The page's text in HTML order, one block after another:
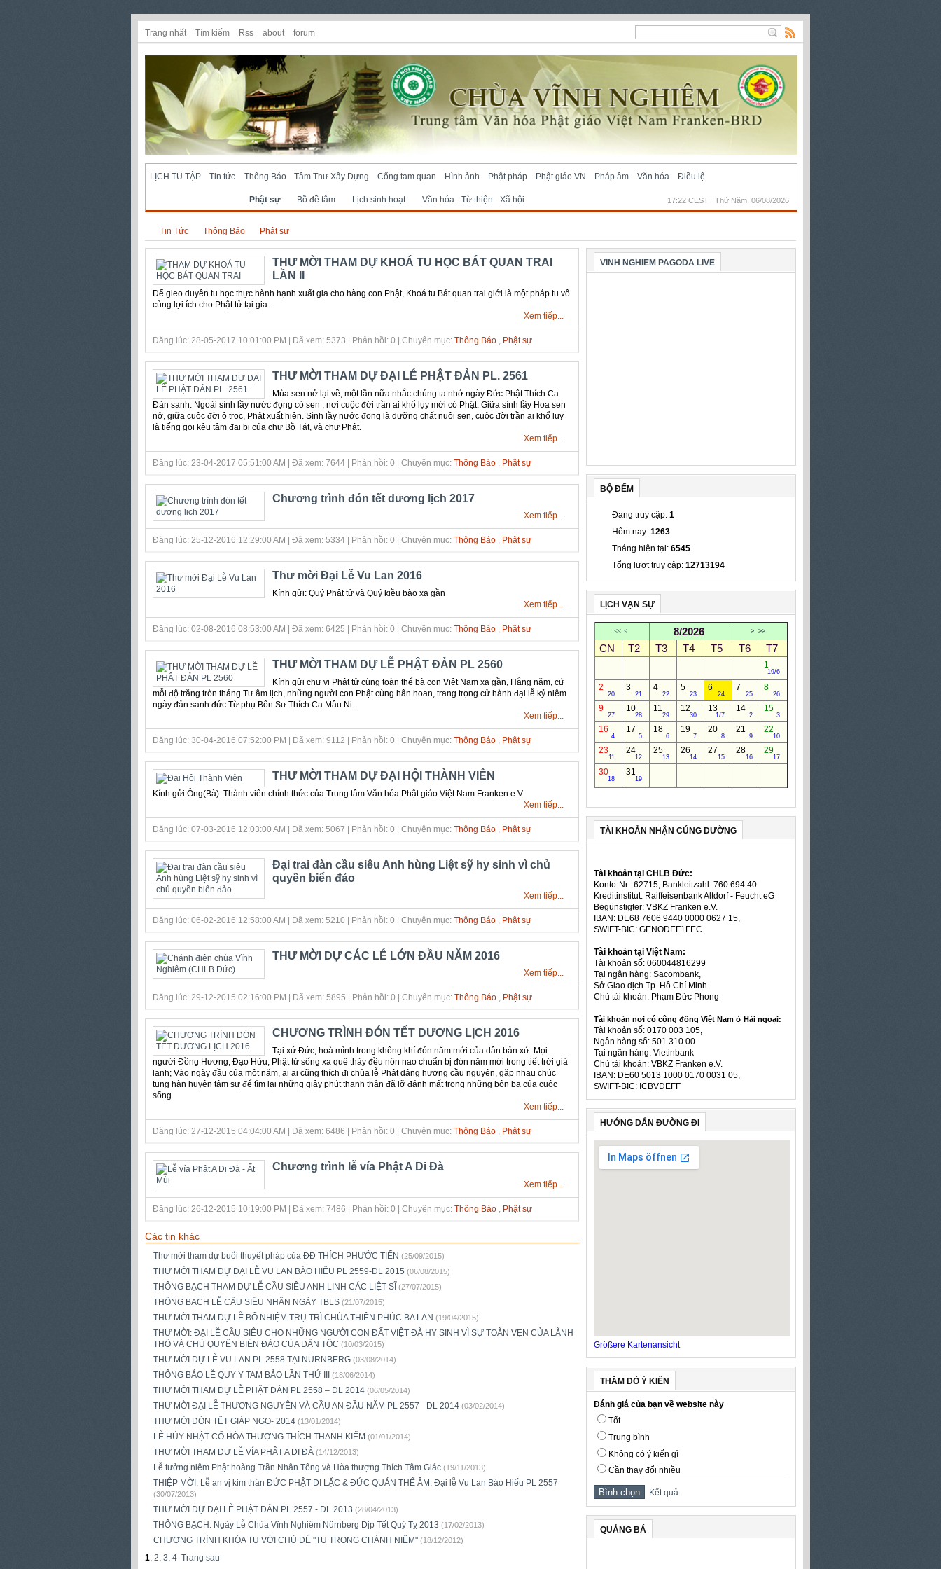
Trang nhất Tìm kiếm Rss about forum
LỊCH TU TẬP Tin tức Thông Báo
Phật sự Bồ đề tâm Lịch sinh hoạt Văn hóa - Từ thiện - Xã hội
Tâm Thư Xây Dựng Cổng tam quan Hình ảnh Phật pháp Phật giáo VN Pháp âm Văn hóa Điều lệ
17:22 CEST Thứ Năm, 06/08/2026
Tin Tức Thông Báo Phật sự
THƯ MỜI THAM DỰ KHOÁ TU HỌC BÁT QUAN TRAI
LẦN II
Để gieo duyên tu học thực hành hạnh xuất gia cho hàng con Phật, Khoá tu Bát quan trai giới là một pháp tu vô
cùng lợi ích cho Phật tử tại gia.
Xem tiếp...
Đăng lúc: 28-05-2017 10:01:00 PM | Đã xem: 5373 | Phản hồi: 0 | Chuyên mục: Thông Báo Phật sự
THƯ MỜI THAM DỰ ĐẠI LỄ PHẬT ĐẢN PL. 2561
Mùa sen nở lại về, một lần nữa nhắc chúng ta nhớ ngày Đức Phật Thích Ca
Đản sanh. Ngoài sình lầy nước đọng có sen ; nơi cuộc đời trần ai khổ lụy mới có Phật. Giữa sình lầy Hoa sen
nở, giữa cuộc đời ô trọc, Phật xuất hiện. Sình lầy nước đọng là dưỡng chất nuôi sen, cuộc đời trần ai khổ lụy
là tiếng gọi kêu tâm đại bi của chư Bồ Tát, và chư Phật.
Xem tiếp...
Đăng lúc: 23-04-2017 05:51:00 AM | Đã xem: 7644 | Phản hồi: 0 | Chuyên mục: Thông Báo Phật sự
Chương trình đón tết dương lịch 2017
Xem tiếp...
Đăng lúc: 25-12-2016 12:29:00 AM | Đã xem: 5334 | Phản hồi: 0 | Chuyên mục: Thông Báo , Phật sự
Thư mời Đại Lễ Vu Lan 2016
Kính gửi: Quý Phật tử và Quý kiều bào xa gần
Xem tiếp...
Đăng lúc: 02-08-2016 08:53:00 AM | Đã xem: 6425 | Phản hồi: 0 | Chuyên mục: Thông Báo , Phật sự
THƯ MỜI THAM DỰ LỄ PHẬT ĐẢN PL 2560
Kính gửi chư vị Phật tử cùng toàn thể bà con Việt Nam xa gần, Hằng năm, cứ
mỗi độ trăng tròn tháng Tư âm lịch, những người con Phật cùng hân hoan, trang trọng cử hành đại lễ kỷ niệm
ngày đản sanh đức Từ phụ Bổn Sư Thích Ca Mâu Ni.
Xem tiếp...
Đăng lúc: 30-04-2016 07:52:00 PM | Đã xem: 9112 | Phản hồi: 0 | Chuyên mục: Thông Báo , Phật sự
THƯ MỜI THAM DỰ ĐẠI HỘI THÀNH VIÊN
Kính gửi Ông(Bà): Thành viên chính thức của Trung tâm Văn hóa Phật giáo Việt Nam Franken e.V.
Xem tiếp...
Đăng lúc: 07-03-2016 12:03:00 AM | Đã xem: 5067 | Phản hồi: 0 | Chuyên mục: Thông Báo Phật sự
Đại trai đàn cầu siêu Anh hùng Liệt sỹ hy sinh vì chủ
quyền biển đảo
Xem tiếp...
Đăng lúc: 06-02-2016 12:58:00 AM | Đã xem: 5210 | Phản hồi: 0 | Chuyên mục: Thông Báo Phật sự
THƯ MỜI DỰ CÁC LỄ LỚN ĐẦU NĂM 2016
Xem tiếp...
Đăng lúc: 29-12-2015 02:16:00 PM | Đã xem: 5895 | Phản hồi: 0 | Chuyên mục: Thông Báo , Phật sự
CHƯƠNG TRÌNH ĐÓN TẾT DƯƠNG LỊCH 2016
Tại xứ Đức, hoà mình trong không khí đón năm mới của dân bản xứ. Mọi
người Đồng Hương, Đạo Hữu, Phật tử sống xa quê thảy đều nôn nao chuẩn bị đón năm mới trong tiết trời giá
lạnh; Vào ngày đầu của một năm, ai ai cũng thích đi chùa lễ Phật dâng hương cầu nguyện, gặp nhau chúc
tụng hàn huyên tâm sự để tìm lại những giây phút thanh thản đã lỡ đánh mất trong những bôn ba của cuộc
sống.
Xem tiếp...
Đăng lúc: 27-12-2015 04:04:00 AM | Đã xem: 6486 | Phản hồi: 0 | Chuyên mục: Thông Báo , Phật sự
Chương trình lễ vía Phật A Di Đà
Xem tiếp...
Đăng lúc: 26-12-2015 10:19:00 PM | Đã xem: 7486 | Phản hồi: 0 | Chuyên mục: Thông Báo , Phật sự
Các tin khác
Thư mời tham dự buổi thuyết pháp của ĐĐ THÍCH PHƯỚC TIẾN (25/09/2015)
THƯ MỜI THAM DỰ ĐẠI LỄ VU LAN BÁO HIẾU PL 2559-DL 2015 (06/08/2015)
THÔNG BẠCH THAM DỰ LỄ CẦU SIÊU ANH LINH CÁC LIỆT SĨ (27/07/2015)
THÔNG BẠCH LỄ CẦU SIÊU NHÂN NGÀY TBLS (21/07/2015)
THƯ MỜI THAM DỰ LỄ BỔ NHIỆM TRỤ TRÌ CHÙA THIÊN PHÚC BA LAN (19/04/2015)
THƯ MỜI: ĐẠI LỄ CẦU SIÊU CHO NHỮNG NGƯỜI CON ĐẤT VIỆT ĐÃ HY SINH VÌ SỰ TOÀN VẸN CỦA LÃNH
THỔ VÀ CHỦ QUYỀN BIỂN ĐẢO CỦA DÂN TỘC (10/03/2015)
THƯ MỜI DỰ LỄ VU LAN PL 2558 TẠI NÜRNBERG (03/08/2014)
THÔNG BÁO LỄ QUY Y TAM BẢO LẦN THỨ III (18/06/2014)
THƯ MỜI THAM DỰ LỄ PHẬT ĐẢN PL 2558 – DL 2014 (06/05/2014)
THƯ MỜI ĐẠI LỄ THƯỢNG NGUYÊN VÀ CẦU AN ĐẦU NĂM PL 2557 - DL 2014 (03/02/2014)
THƯ MỜI ĐÓN TẾT GIÁP NGỌ- 2014 (13/01/2014)
LỄ HÚY NHẬT CỐ HÒA THƯỢNG THÍCH THANH KIỂM (01/01/2014)
THƯ MỜI THAM DỰ LỄ VÍA PHẬT A DI ĐÀ (14/12/2013)
Lễ tưởng niệm Phật hoàng Trần Nhân Tông và Hòa thượng Thích Tâm Giác (19/11/2013)
THIỆP MỜI: Lễ an vị kim thân ĐỨC PHẬT DI LẶC & ĐỨC QUÁN THẾ ÂM, Đại lễ Vu Lan Báo Hiếu PL 2557
(30/07/2013)
THƯ MỜI DỰ ĐẠI LỄ PHẬT ĐẢN PL 2557 - DL 2013 (28/04/2013)
THÔNG BẠCH: Ngày Lễ Chùa Vĩnh Nghiêm Nürnberg Dịp Tết Quý Tỵ 2013 (17/02/2013)
CHƯƠNG TRÌNH KHÓA TU VỚI CHỦ ĐỀ "TU TRONG CHÁNH NIỆM" (18/12/2012)
1, 2, 3, 4 Trang sau
VINH NGHIEM PAGODA LIVE
BỘ ĐẾM
Đang truy cập: 1
Hôm nay: 1263
Tháng hiện tại: 6545
Tổng lượt truy cập: 12713194
LỊCH VẠN SỰ
<< < 8/2026 > >>
CN T2 T3 T4 T5 T6 T7
1
19/6
2
20
3
21
4
22
5
23
6
24
7
25
8
26
9
27
10
28
11
29
12
30
13
1/7
14
2
15
3
16
4
17
5
18
6
19
7
20
8
21
9
22
10
23
11
24
12
25
13
26
14
27
15
28
16
29
17
30
18
31
19
TÀI KHOẢN NHẬN CÚNG DƯỜNG
Tài khoản tại CHLB Đức:
Konto-Nr.: 62715, Bankleitzahl: 760 694 40
Kreditinstitut: Raiffeisenbank Altdorf - Feucht eG
Begünstigter: VBKZ Franken e.V.
IBAN: DE68 7606 9440 0000 0627 15,
SWIFT-BIC: GENODEF1FEC
Tài khoản tại Việt Nam:
Tài khoản số: 060044816299
Tại ngân hàng: Sacombank,
Sở Giao dịch Tp. Hồ Chí Minh
Chủ tài khoản: Phạm Đức Phong
Tài khoản nơi có cộng đồng Việt Nam ở Hải ngoại:
Tài khoản số: 0170 003 105,
Ngân hàng số: 501 310 00
Tại ngân hàng: Vietinbank
Chủ tài khoản: VBKZ Franken e.V.
IBAN: DE60 5013 1000 0170 0031 05,
SWIFT-BIC: ICBVDEFF
HƯỚNG DẪN ĐƯỜNG ĐI
Größere Kartenansicht
THĂM DÒ Ý KIẾN
Đánh giá của bạn về website này
Tốt
Trung bình
Không có ý kiến gì
Cần thay đổi nhiều
Kết quả
QUẢNG BÁ